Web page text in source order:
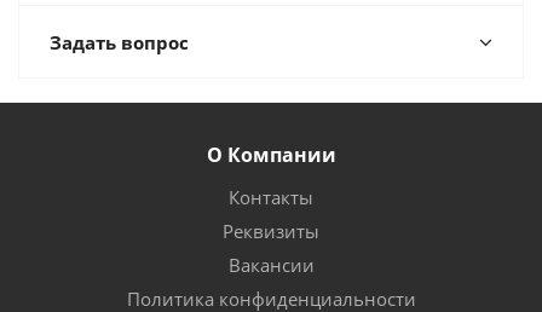
Задать вопрос
О Компании
Контакты
Реквизиты
Вакансии
Политика конфиденциальности